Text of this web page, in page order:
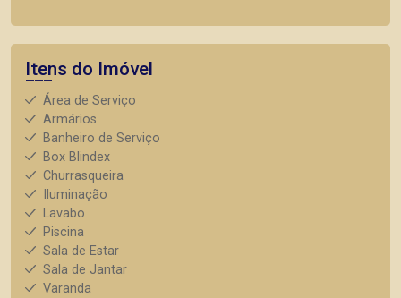
Itens do Imóvel
Área de Serviço
Armários
Banheiro de Serviço
Box Blindex
Churrasqueira
Iluminação
Lavabo
Piscina
Sala de Estar
Sala de Jantar
Varanda